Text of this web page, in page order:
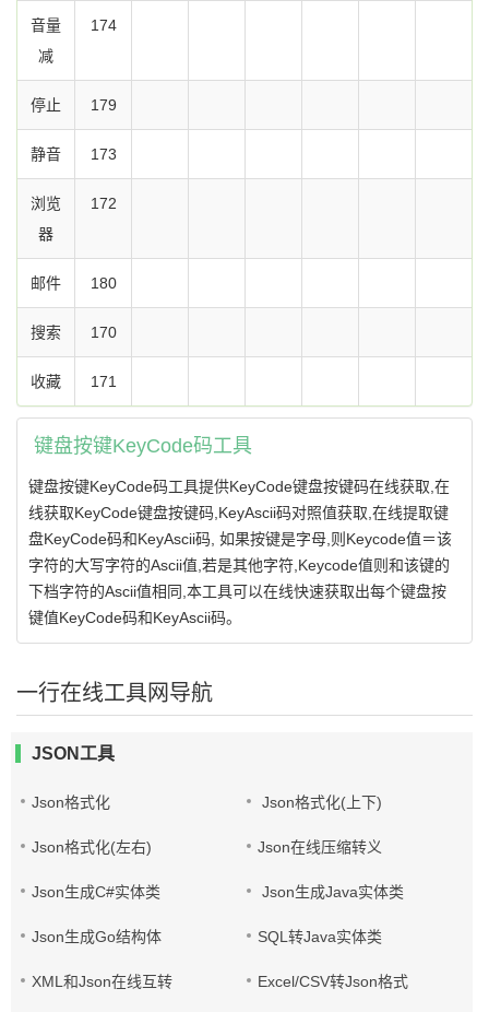
音量
减
174
停止 179
静音 173
浏览
器
172
邮件 180
搜索 170
收藏 171
键盘按键KeyCode码工具
键盘按键KeyCode码工具提供KeyCode键盘按键码在线获取,在
线获取KeyCode键盘按键码,KeyAscii码对照值获取,在线提取键
盘KeyCode码和KeyAscii码, 如果按键是字母,则Keycode值＝该
字符的大写字符的Ascii值,若是其他字符,Keycode值则和该键的
下档字符的Ascii值相同,本工具可以在线快速获取出每个键盘按
键值KeyCode码和KeyAscii码。
一行在线工具网导航
JSON工具
Json格式化 Json格式化(上下)
Json格式化(左右) Json在线压缩转义
Json生成C#实体类 Json生成Java实体类
Json生成Go结构体 SQL转Java实体类
XML和Json在线互转 Excel/CSV转Json格式